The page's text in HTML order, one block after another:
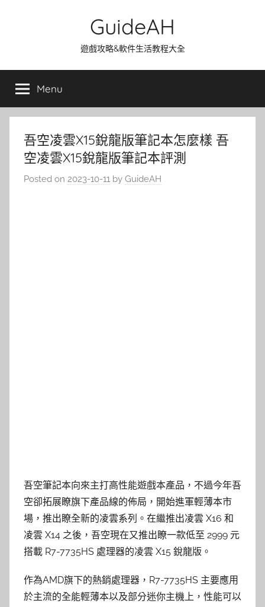
GuideAH
遊戲攻略&軟件生活教程大全
Menu
吾空凌雲X15銳龍版筆記本怎麼樣 吾
空凌雲X15銳龍版筆記本評測
Posted on 2023-10-11 by GuideAH
吾空筆記本向來主打高性能遊戲本產品，不過今年吾
空卻拓展瞭旗下產品線的佈局，開始進軍輕薄本市
場，推出瞭全新的凌雲系列。在繼推出凌雲 X16 和
凌雲 X14 之後，吾空現在又推出瞭一款低至 2999 元
搭載 R7-7735HS 處理器的凌雲 X15 銳龍版。
作為AMD旗下的熱銷處理器，R7-7735HS 主要應用
於主流的全能輕薄本以及部分迷你主機上，性能可以